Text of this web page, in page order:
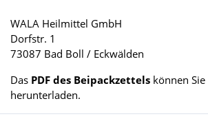
WALA Heilmittel GmbH
Dorfstr. 1
73087 Bad Boll / Eckwälden
Das PDF des Beipackzettels können
herunterladen.